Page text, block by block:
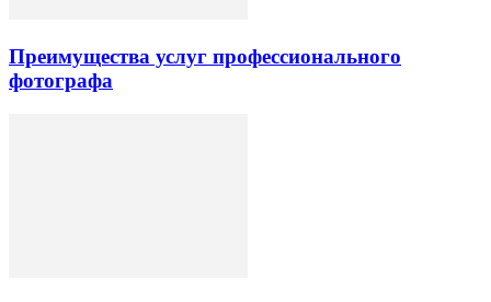
Преимущества услуг профессионального
фотографа